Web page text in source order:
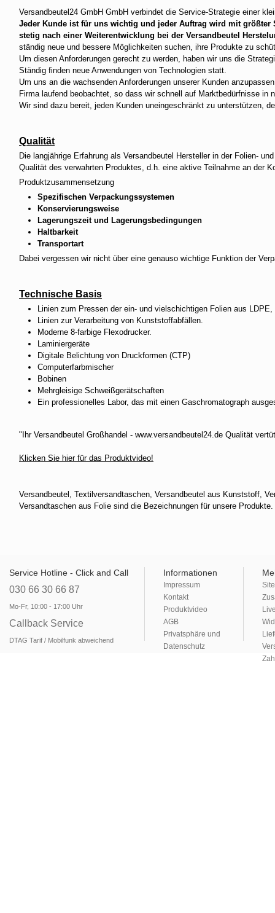
Versandbeutel24 GmbH GmbH verbindet die Service-Strategie einer
Jeder Kunde ist für uns wichtig und jeder Auftrag wird mit
stetig nach einer Weiterentwicklung bei der Versandbeutel
ständig neue und bessere Möglichkeiten suchen, ihre Produkte zu
Um diesen Anforderungen gerecht zu werden, haben wir uns die
Ständig finden neue Anwendungen von Technologien statt.
Um uns an die wachsenden Anforderungen unserer Kunden
Firma laufend beobachtet, so dass wir schnell auf Marktbedürfnisse in
Wir sind dazu bereit, jeden Kunden uneingeschränkt zu unterstützen,
Qualität
Die langjährige Erfahrung als Versandbeutel Hersteller in der Folien-
Qualität des verwahrten Produktes, d.h. eine aktive Teilnahme an der
Produktzusammensetzung
Spezifischen Verpackungssystemen
Konservierungsweise
Lagerungszeit und Lagerungsbedingungen
Haltbarkeit
Transportart
Dabei vergessen wir nicht über eine genauso wichtige Funktion der
Technische Basis
Linien zum Pressen der ein- und vielschichtigen Folien aus
Linien zur Verarbeitung von Kunststoffabfällen.
Moderne 8-farbige Flexodrucker.
Laminiergeräte
Digitale Belichtung von Druckformen (CTP)
Computerfarbmischer
Bobinen
Mehrgleisige Schweißgerätschaften
Ein professionelles Labor, das mit einen Gaschromatograph
"Ihr Versandbeutel Großhandel - www.versandbeutel24.de Qualität
Klicken Sie hier für das Produktvideo!
Versandbeutel, Textilversandtaschen, Versandbeutel aus Kunststoff,
Versandtaschen aus Folie sind die Bezeichnungen für unsere Produkte.
Service Hotline - Click and Call
030 66 30 66 87
Mo-Fr, 10:00 - 17:00 Uhr
Callback Service
DTAG Tarif / Mobilfunk abweichend
Informationen
Impressum
Kontakt
Produktvideo
AGB
Privatsphäre und
Datenschutz